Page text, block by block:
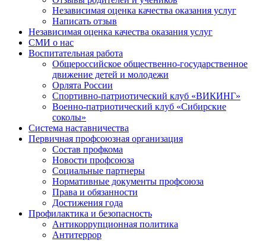
Независимая оценка качества оказания услуг
Написать отзыв
Независимая оценка качества оказания услуг
СМИ о нас
Воспитательная работа
Общероссийское общественно-государственное
движение детей и молодежи
Орлята России
Спортивно-патриотический клуб «ВИКИНГ»
Военно-патриотический клуб «Сибирские
соколы»
Система наставничества
Первичная профсоюзная организация
Состав профкома
Новости профсоюза
Социальные партнеры
Нормативные документы профсоюза
Права и обязанности
Достижения года
Профилактика и безопасность
Антикоррупционная политика
Антитеррор